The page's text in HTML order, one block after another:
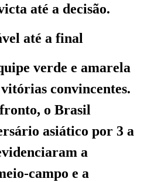
até a decisão.
até a final
verde e amarela
convincentes.
o Brasil
asiático por 3 a
a
campo e a